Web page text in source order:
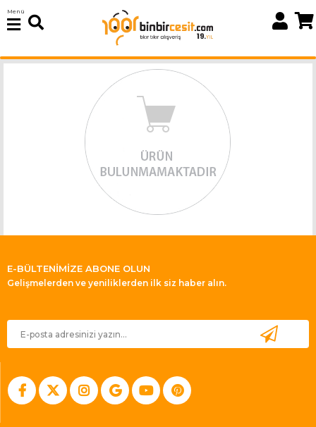
Menü
E-BÜLTENİMİZE ABONE OLUN
Gelişmelerden ve yeniliklerden ilk siz haber alın.